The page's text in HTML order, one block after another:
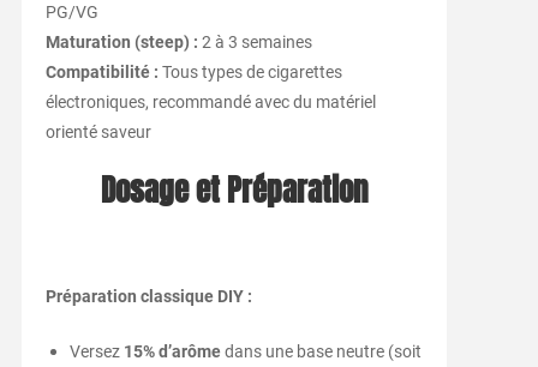
PG/VG
Maturation (steep) : 2 à 3 semaines
Compatibilité : Tous types de cigarettes
électroniques, recommandé avec du matériel
orienté saveur
Dosage et Préparation
Préparation classique DIY :
Versez 15% d’arômedans une base neutre (soit